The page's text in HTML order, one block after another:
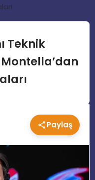
Teknik
Paylaş